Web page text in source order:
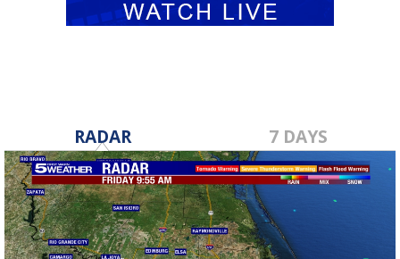
RADAR 7 DAYS